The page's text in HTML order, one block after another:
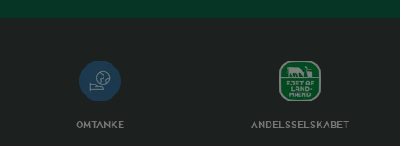
OMTANKE ANDELSSELSKABET